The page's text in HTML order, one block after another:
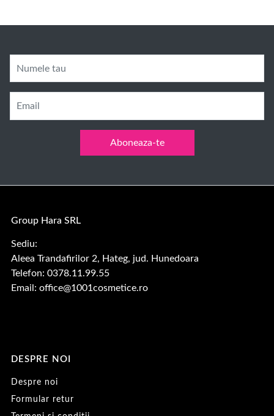
Numele tau
Email
Aboneaza-te
Group Hara SRL
Sediu:
Aleea Trandafirilor 2, Hateg, jud. Hunedoara
Telefon: 0378.11.99.55
Email: office@1001cosmetice.ro
DESPRE NOI
Despre noi
Formular retur